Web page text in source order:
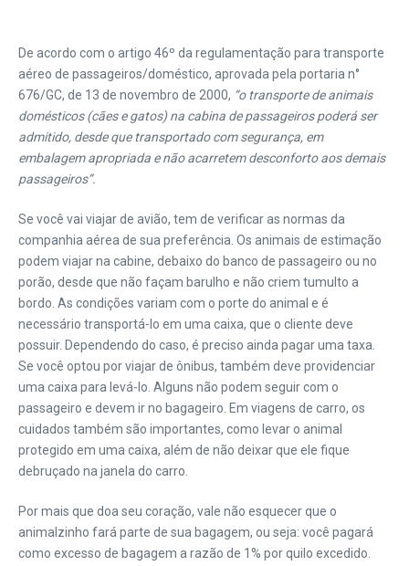
De acordo com o artigo 46º da regulamentação para transporte
aéreo de passageiros/doméstico, aprovada pela portaria n°
676/GC, de 13 de novembro de 2000, “o transporte de animais
domésticos (cães e gatos) na cabina de passageiros poderá ser
admitido, desde que transportado com segurança, em
embalagem apropriada e não acarretem desconforto aos demais
passageiros”.
Se você vai viajar de avião, tem de verificar as normas da
companhia aérea de sua preferência. Os animais de estimação
podem viajar na cabine, debaixo do banco de passageiro ou no
porão, desde que não façam barulho e não criem tumulto a
bordo. As condições variam com o porte do animal e é
necessário transportá-lo em uma caixa, que o cliente deve
possuir. Dependendo do caso, é preciso ainda pagar uma taxa.
Se você optou por viajar de ônibus, também deve providenciar
uma caixa para levá-lo. Alguns não podem seguir com o
passageiro e devem ir no bagageiro. Em viagens de carro, os
cuidados também são importantes, como levar o animal
protegido em uma caixa, além de não deixar que ele fique
debruçado na janela do carro.
Por mais que doa seu coração, vale não esquecer que o
animalzinho fará parte de sua bagagem, ou seja: você pagará
como excesso de bagagem a razão de 1% por quilo excedido.